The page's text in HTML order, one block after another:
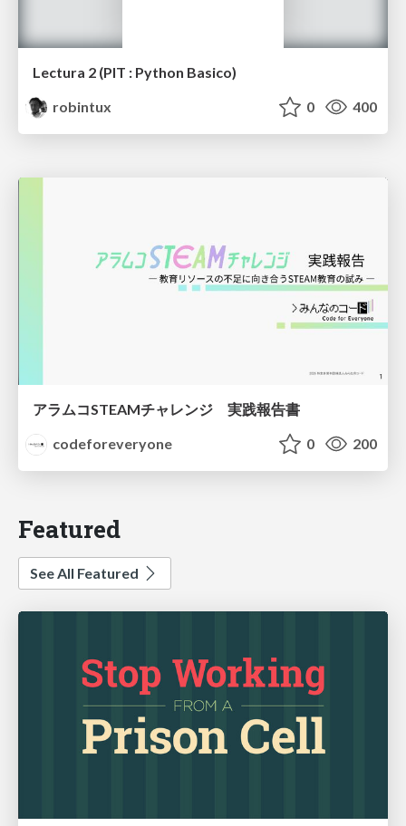
Lectura 2 (PIT : Python Basico)
robintux
0 400
アラムコSTEAMチャレンジ 実践報告書
codeforeveryone
0 200
Featured
See All Featured